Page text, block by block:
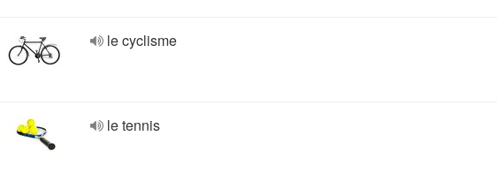
le cyclisme
le tennis